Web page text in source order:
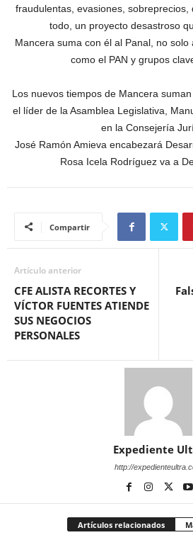
fraudulentas, evasiones, sobreprecios,
todo, un proyecto desastroso
Mancera suma con él al Panal, no
como el PAN y grupos
Los nuevos tiempos de Mancera
el líder de la Asamblea Legislativa,
en la Consejería
José Ramón Amieva encabezará
Rosa Icela Rodríguez va a
Compartir
Artículo anterior
CFE ALISTA RECORTES Y
VÍCTOR FUENTES ATIENDE
SUS NEGOCIOS
PERSONALES
Expediente
http://
Artículos relacionados